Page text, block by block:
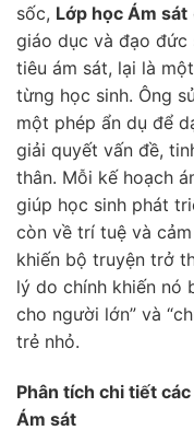
sốc, Lớp học Ám sát
giáo dục và đạo đức
tiêu ám sát, lại là
từng học sinh. Ông
một phép ẩn dụ để
giải quyết vấn đề,
thân. Mỗi kế hoạch
giúp học sinh phát
còn về trí tuệ và
khiến bộ truyện trở
lý do chính khiến nó
cho người lớn” và
trẻ nhỏ.
Phân tích chi tiết
Ám sát